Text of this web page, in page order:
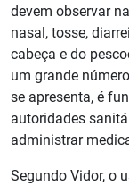
devem observar
nasal, tosse,
cabeça e do
um grande
se apresenta, é
autoridades
administrar
Segundo Vidor, o